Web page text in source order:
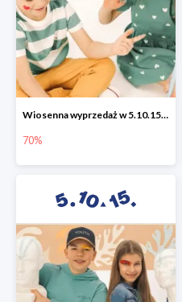
Wiosenna wyprzedaż w 5.10.15 -70%
70%